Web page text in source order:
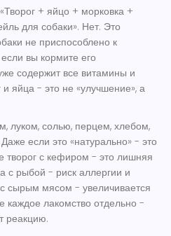
+ яйцо + морковка +
для собаки». Нет. Это
не приспособлено к
вы кормите его
содержит все витамины и
яйца - это не «улучшение», а
луком, солью, перцем, хлебом,
если это «натурально» - это
творог с кефиром - это лишняя
с рыбой - риск аллергии и
сырым мясом - увеличивается
каждое лакомство отдельно -
реакцию.